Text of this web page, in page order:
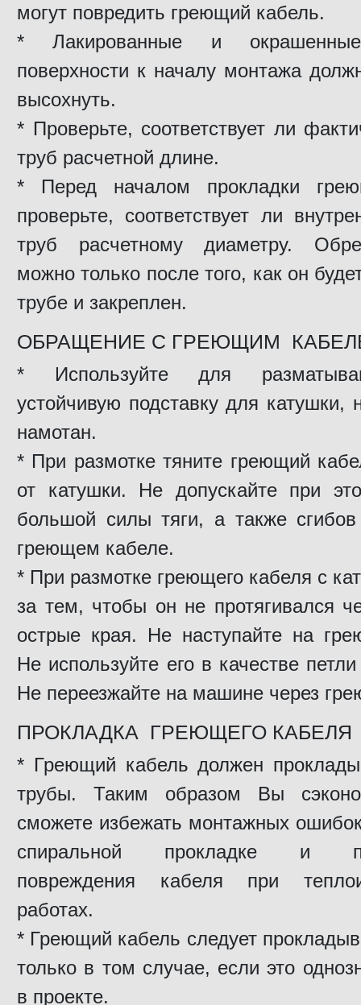
могут повредить греющий кабель.
* Лакированные и
поверхности к началу монтажа
высохнуть.
* Проверьте, соответствует ли
труб расчетной длине.
* Перед началом прокладки
проверьте, соответствует ли
труб расчетному диаметру.
можно только после того, как он
трубе и закреплен.
ОБРАЩЕНИЕ С ГРЕЮЩИМ
* Используйте для
устойчивую подставку для катушки,
намотан.
* При размотке тяните греющий
от катушки. Не допускайте при
большой силы тяги, а также
греющем кабеле.
* При размотке греющего кабеля с
за тем, чтобы он не протягивался
острые края. Не наступайте на
Не используйте его в качестве
Не переезжайте на машине через
ПРОКЛАДКА ГРЕЮЩЕГО КАБЕЛЯ
* Греющий кабель должен
трубы. Таким образом Вы
сможете избежать монтажных
спиральной прокладке и
повреждения кабеля при
работах.
* Греющий кабель следует
только в том случае, если это
в проекте.